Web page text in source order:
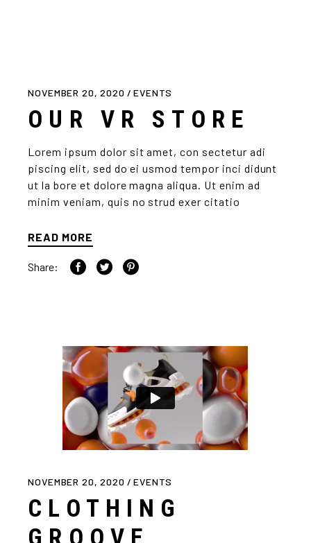
NOVEMBER 20, 2020 EVENTS
OUR VR STORE
Lorem ipsum dolor sit amet, con sectetur adi
piscing elit, sed do ei usmod tempor inci didunt
ut la bore et dolore magna aliqua. Ut enim ad
minim veniam, quis no strud exer citatio
READ MORE
Share:
NOVEMBER 20, 2020 EVENTS
CLOTHING